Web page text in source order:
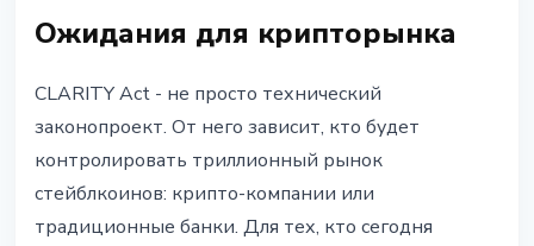
Ожидания для крипторынка
CLARITY Act - не просто технический
законопроект. От него зависит, кто будет
контролировать триллионный рынок
стейблкоинов: крипто-компании или
традиционные банки. Для тех, кто сегодня